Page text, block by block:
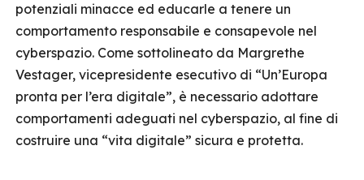
potenziali minacce ed educarle a tenere un
comportamento responsabile e consapevole nel
cyberspazio. Come sottolineato da Margrethe
Vestager, vicepresidente esecutivo di “Un’Europa
pronta per l’era digitale”, è necessario adottare
comportamenti adeguati nel cyberspazio, al fine di
costruire una “vita digitale” sicura e protetta.